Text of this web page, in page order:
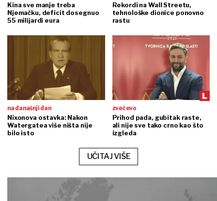
Kina sve manje treba
Njemačku, deficit dosegnuo
55 milijardi eura
Rekordi na Wall Streetu,
tehnološke dionice ponovno
rastu
na današnji dan
Nixonova ostavka: Nakon
Watergatea više ništa nije
bilo isto
zvečevo
Prihod pada, gubitak raste,
ali nije sve tako crno kao što
izgleda
UČITAJ VIŠE